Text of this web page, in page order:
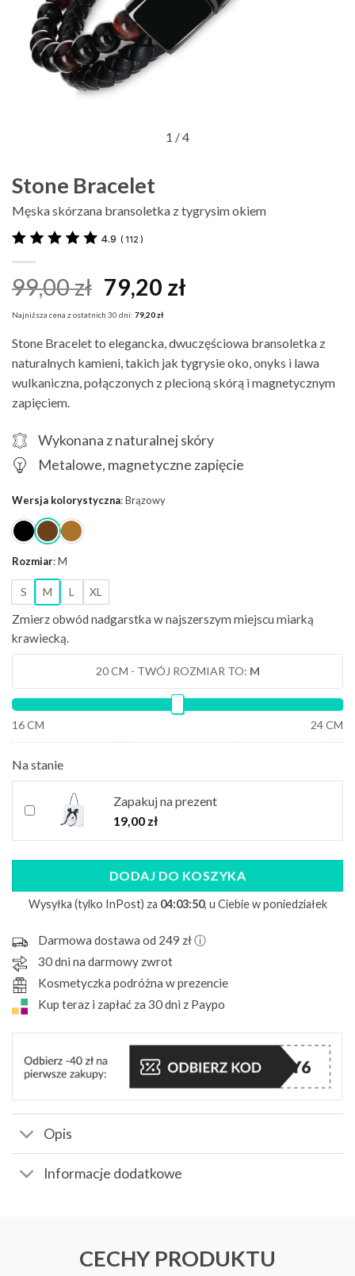
1 / 4
Stone Bracelet
Męska skórzana bransoletka z tygrysim okiem
4.9 ( 112 )
99,00zł Pierwotna
cena
99,00 zł.
79,20 złAktualna
79,20 zł.
Najniższa cena z ostatnich 30 dni: 79,20zł
Stone Bracelet to elegancka, dwuczęściowa bransoletka z
naturalnych kamieni, takich jak tygrysie oko, onyks i lawa
wulkaniczna, połączonych z plecioną skórą i magnetycznym
zapięciem.
Wykonana z naturalnej skóry
Metalowe, magnetyczne zapięcie
Wersja kolorystyczna:Brązowy
Rozmiar:M
S M L XL
Zmierz obwód nadgarstka w najszerszym miejscu miarką
krawiecką.
20 CM - TWÓJ ROZMIAR TO: M
16 CM 24 CM
Na stanie
Zapakuj na prezent
19,00 zł
DODAJ DO KOSZYKA
Wysyłka (tylko InPost) za 04:03:49, u Ciebie w poniedziałek
Darmowa dostawa od 249 zł ⓘ
30 dni na darmowy zwrot
Kosmetyczka podróżna w prezencie
Kup teraz i zapłać za 30 dni z Paypo
Opis
Informacje dodatkowe
CECHY PRODUKTU